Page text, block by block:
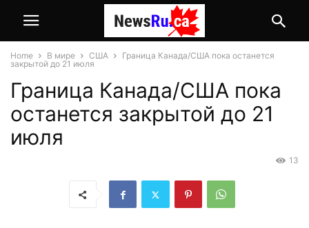
Home В мире США
Граница Канада/США пока останется
закрытой до 21 июля
Граница Канада/США пока
останется закрытой до 21
июля
13